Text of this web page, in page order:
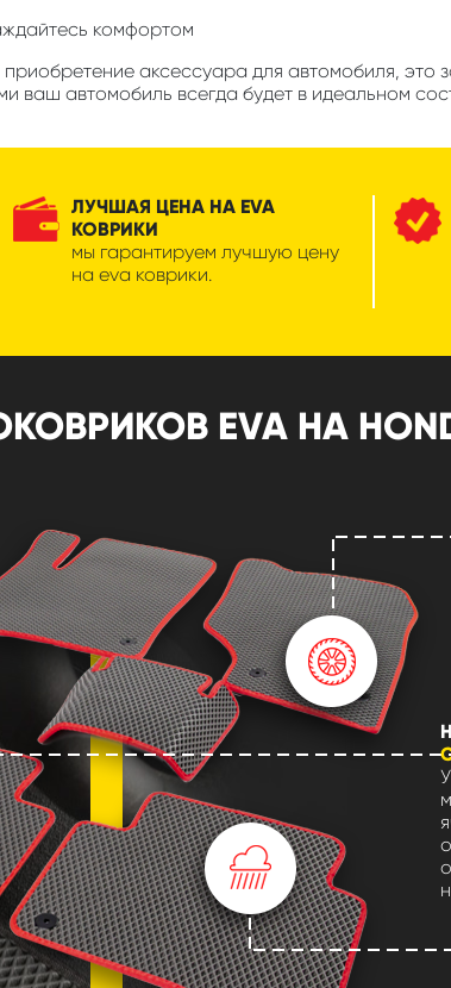
комфортом
приобретение аксессуара для автомобиля,
ваш автомобиль всегда будет в идеальном
ЛУЧШАЯ ЦЕНА НА EVA
КОВРИКИ
мы гарантируем лучшую цену
на eva коврики.
EVA НА